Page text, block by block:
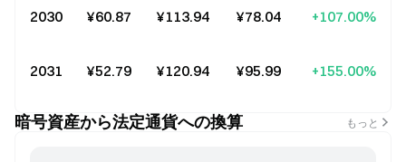
2030 ¥60.87 ¥113.94 ¥78.04 +107.00%
2031 ¥52.79 ¥120.94 ¥95.99 +155.00%
暗号資産から法定通貨への換算 もっと